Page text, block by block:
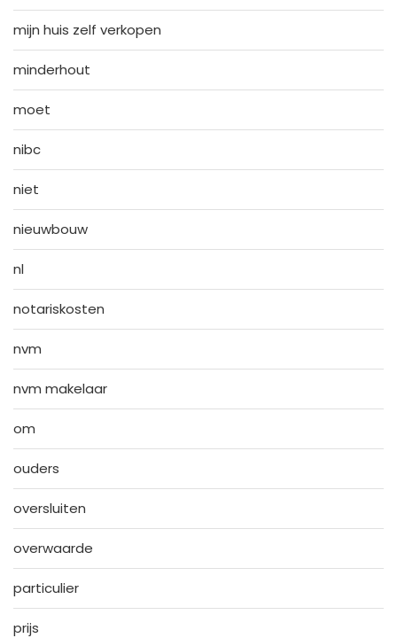
mijn huis zelf verkopen
minderhout
moet
nibc
niet
nieuwbouw
nl
notariskosten
nvm
nvm makelaar
om
ouders
oversluiten
overwaarde
particulier
prijs